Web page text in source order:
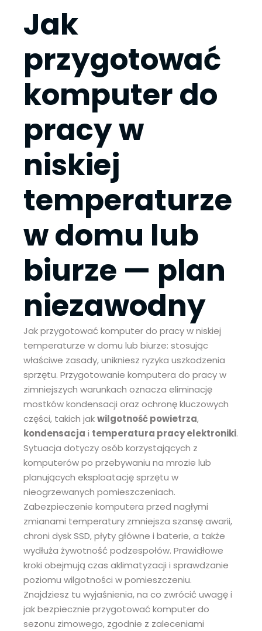
Jak
przygotować
komputer do
pracy w
niskiej
temperaturze
w domu lub
biurze — plan
niezawodny
Jak przygotować komputer do pracy w niskiej
temperaturze w domu lub biurze: stosując
właściwe zasady, unikniesz ryzyka uszkodzenia
sprzętu. Przygotowanie komputera do pracy w
zimniejszych warunkach oznacza eliminację
mostków kondensacji oraz ochronę kluczowych
części, takich jakwilgotność powietrza,
kondensacja i temperatura pracy elektroniki.
Sytuacja dotyczy osób korzystających z
komputerów po przebywaniu na mrozie lub
planujących eksploatację sprzętu w
nieogrzewanych pomieszczeniach.
Zabezpieczenie komputera przed nagłymi
zmianami temperatury zmniejsza szansę awarii,
chroni dysk SSD, płyty główne i baterie, a także
wydłuża żywotność podzespołów. Prawidłowe
kroki obejmują czas aklimatyzacji i sprawdzanie
poziomu wilgotności w pomieszczeniu.
Znajdziesz tu wyjaśnienia, na co zwrócić uwagę i
jak bezpiecznie przygotować komputer do
sezonu zimowego, zgodnie z zaleceniami